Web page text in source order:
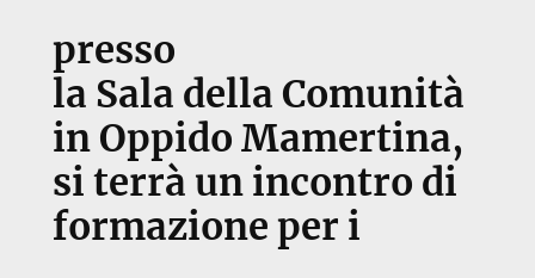
presso
la Sala della Comunità
in Oppido Mamertina,
si terrà un incontro di
formazione per i